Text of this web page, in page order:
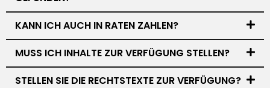
KANN ICH AUCH IN RATEN ZAHLEN?
MUSS ICH INHALTE ZUR VERFÜGUNG STELLEN?
STELLEN SIE DIE RECHTSTEXTE ZUR VERFÜGUNG?